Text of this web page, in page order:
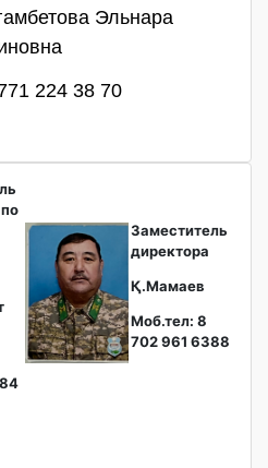
Эльнара
224 38 70
Заместитель
директора
Қ.Мамаев
Моб.тел: 8
702 961 6388